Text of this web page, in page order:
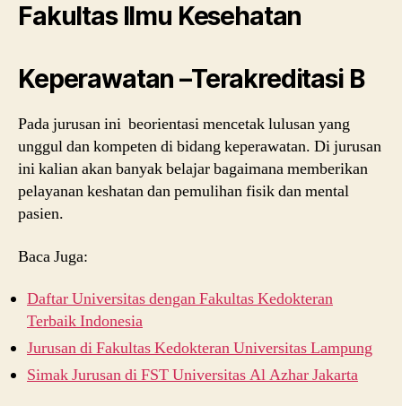
Fakultas Ilmu Kesehatan
Keperawatan –Terakreditasi B
Pada jurusan ini beorientasi mencetak lulusan yang
unggul dan kompeten di bidang keperawatan. Di jurusan
ini kalian akan banyak belajar bagaimana memberikan
pelayanan keshatan dan pemulihan fisik dan mental
pasien.
Baca Juga:
Daftar Universitas dengan Fakultas Kedokteran
Terbaik Indonesia
Jurusan di Fakultas Kedokteran Universitas Lampung
Simak Jurusan di FST Universitas Al Azhar Jakarta